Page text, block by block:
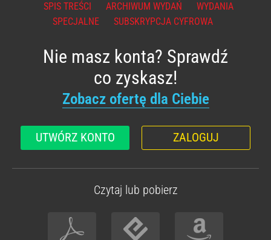
SPIS TREŚCI ARCHIWUM WYDAŃ
WYDANIA
SPECJALNE
SUBSKRYPCJA CYFROWA
Nie masz konta? Sprawdź
co zyskasz!
Zobacz ofertę dla Ciebie
UTWÓRZ KONTO ZALOGUJ
Czytaj lub pobierz